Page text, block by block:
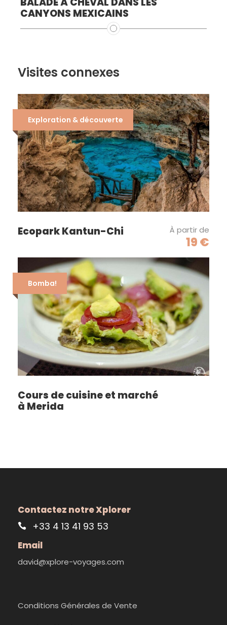
CANYONS MEXICAINS
Visites connexes
Exploration & découverte
Ecopark Kantun-Chi À partir de
19 €
Bomba!
Cours de cuisine et marché
à Merida
Contactez notre Xplorer
+33 4 13 41 93 53
Email
david@xplore-voyages.com
Conditions Générales de Vente